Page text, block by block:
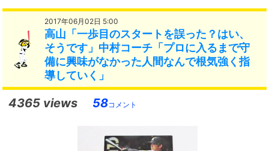
2017年06月02日 5:00
高山「一歩目のスタートを誤った？はい、
そうです」中村コーチ「プロに入るまで守
備に興味がなかった人間なんで根気強く指
導していく」
4365 views 58コメント